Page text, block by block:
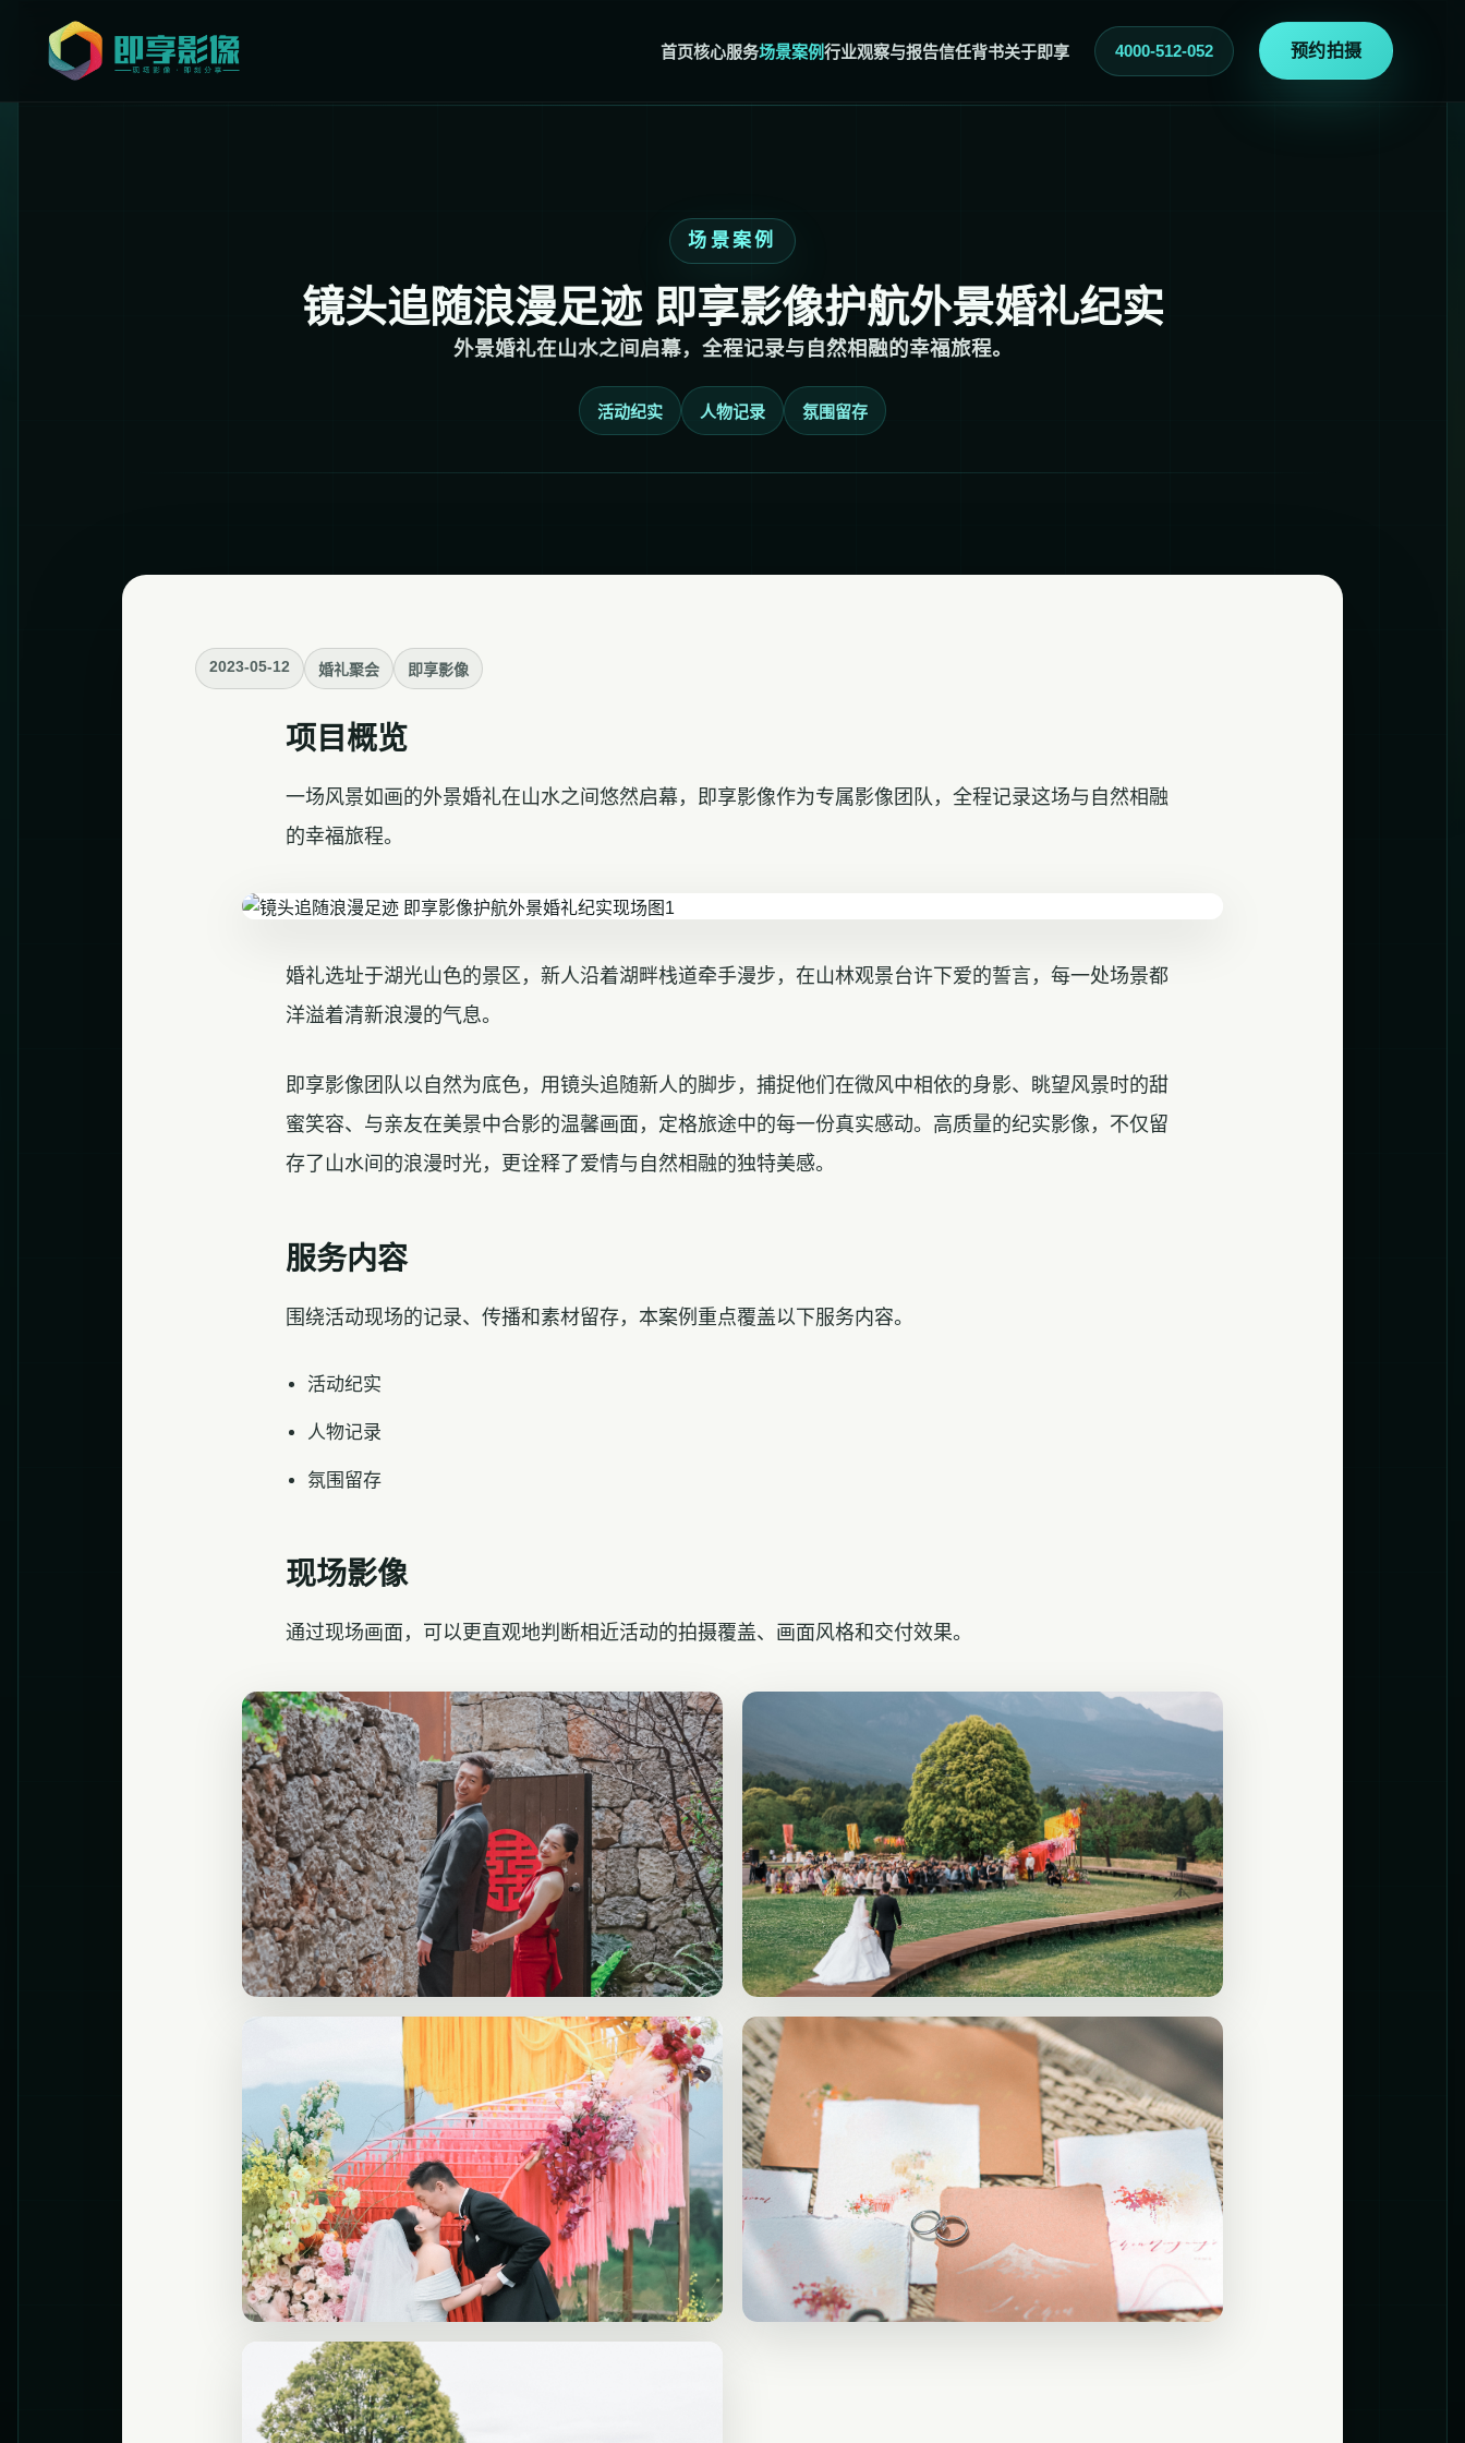
首页核心服务场景案例行业观察与报告信任背书关于即享 4000-512-052 预约拍摄
场景案例
镜头追随浪漫足迹 即享影像护航外景婚礼纪实
外景婚礼在山水之间启幕，全程记录与自然相融的幸福旅程。
活动纪实 人物记录 氛围留存
2023-05-12 婚礼聚会 即享影像
项目概览
一场风景如画的外景婚礼在山水之间悠然启幕，即享影像作为专属影像团队，全程记录这场与自然相融
的幸福旅程。
婚礼选址于湖光山色的景区，新人沿着湖畔栈道牵手漫步，在山林观景台许下爱的誓言，每一处场景都
洋溢着清新浪漫的气息。
即享影像团队以自然为底色，用镜头追随新人的脚步，捕捉他们在微风中相依的身影、眺望风景时的甜
蜜笑容、与亲友在美景中合影的温馨画面，定格旅途中的每一份真实感动。高质量的纪实影像，不仅留
存了山水间的浪漫时光，更诠释了爱情与自然相融的独特美感。
服务内容
围绕活动现场的记录、传播和素材留存，本案例重点覆盖以下服务内容。
活动纪实
人物记录
氛围留存
现场影像
通过现场画面，可以更直观地判断相近活动的拍摄覆盖、画面风格和交付效果。